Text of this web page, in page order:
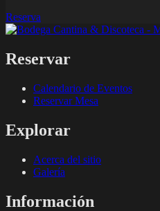
Reserva
Reservar
Calendario de Eventos
Reservar Mesa
Explorar
Acerca del sitio
Galería
Información